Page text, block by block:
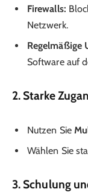
Firewalls:
Netzwerk.
Regelmäßige
Software auf
2. Starke
Nutzen Sie
Wählen Sie
3. Schulung